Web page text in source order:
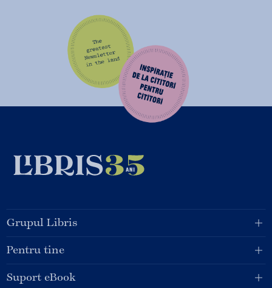
Grupul Libris
Pentru tine
Suport eBook